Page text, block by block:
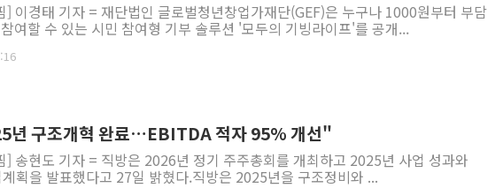
] 이경태 기자 = 재단법인 글로벌청년창업가재단(GEF)은 누구나 1000원부터 부담
여할 수 있는 시민 참여형 기부 솔루션 '모두의 기빙라이프'를 공개...
년 구조개혁 완료…EBITDA 적자 95% 개선"
] 송현도 기자 = 직방은 2026년 정기 주주총회를 개최하고 2025년 사업 성과와
획을 발표했다고 27일 밝혔다.직방은 2025년을 구조정비와 ...